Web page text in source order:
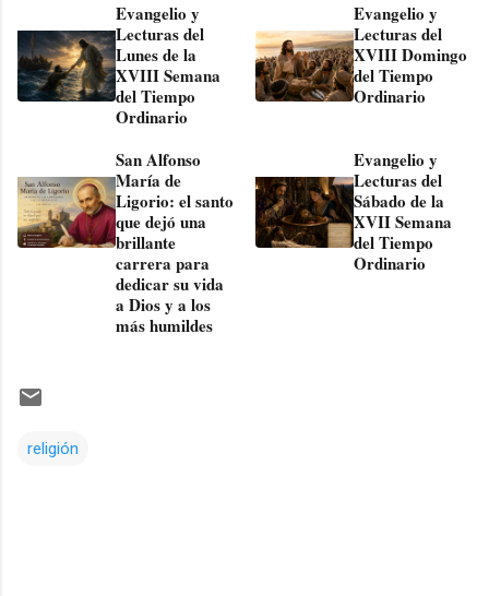
Evangelio y
Lecturas del
Lunes de la
XVIII Semana
del Tiempo
Ordinario
Evangelio y
Lecturas del
XVIII Domingo
del Tiempo
Ordinario
San Alfonso
María de
Ligorio: el santo
que dejó una
brillante
carrera para
dedicar su vida
a Dios y a los
más humildes
Evangelio y
Lecturas del
Sábado de la
XVII Semana
del Tiempo
Ordinario
religión